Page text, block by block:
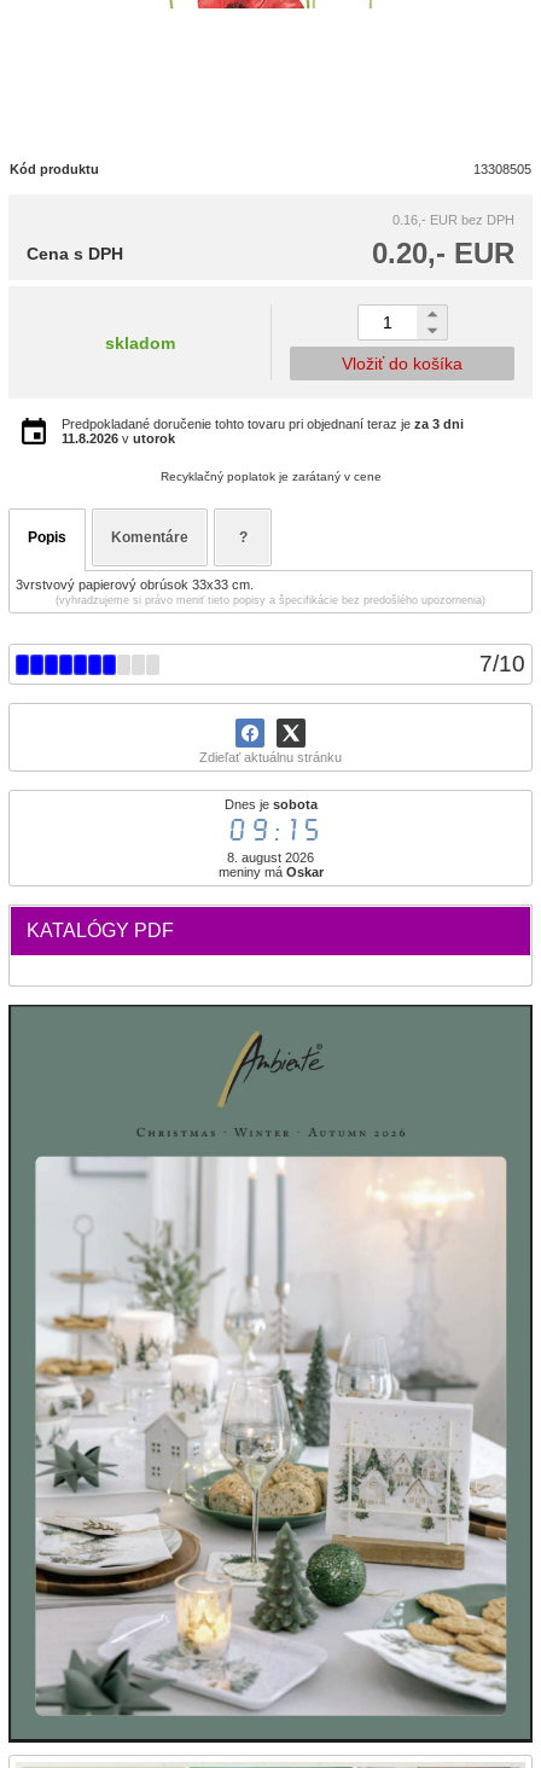
7/10
Zdieľať aktuálnu stránku
Dnes je sobota
09:15
8. august 2026
meniny má Oskar
KATALÓGY PDF
Kód produktu 13308505
0.16,- EUR bez DPH
0.20,- EUR
Cena s DPH
skladom
Vložiť do košíka
Predpokladané doručenie tohto tovaru pri objednaní teraz je za 3 dni
11.8.2026 v utorok
Recyklačný poplatok je zarátaný v cene
Popis Komentáre ?
3vrstvový papierový obrúsok 33x33 cm.
(vyhradzujeme si právo meniť tieto popisy a špecifikácie bez predošlého upozornenia)